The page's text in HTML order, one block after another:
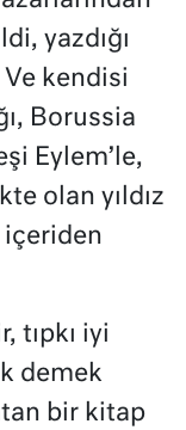
yazdığı
kendisi
Borussia
Eylem’le,
olan yıldız
içeriden
tıpkı iyi
demek
bir kitap